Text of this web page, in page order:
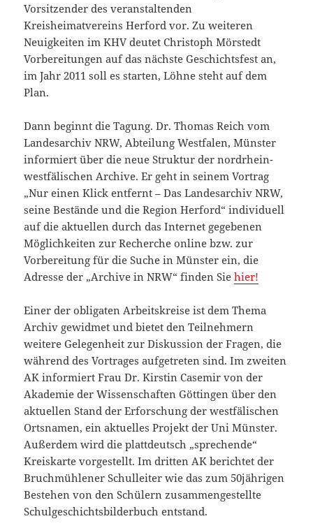
Vorsitzender des veranstaltenden
Kreisheimatvereins Herford vor. Zu weiteren
Neuigkeiten im KHV deutet Christoph Mörstedt
Vorbereitungen auf das nächste Geschichtsfest an,
im Jahr 2011 soll es starten, Löhne steht auf dem
Plan.
Dann beginnt die Tagung. Dr. Thomas Reich vom
Landesarchiv NRW, Abteilung Westfalen, Münster
informiert über die neue Struktur der nordrhein-
westfälischen Archive. Er geht in seinem Vortrag
„Nur einen Klick entfernt – Das Landesarchiv NRW,
seine Bestände und die Region Herford“ individuell
auf die aktuellen durch das Internet gegebenen
Möglichkeiten zur Recherche online bzw. zur
Vorbereitung für die Suche in Münster ein, die
Adresse der „Archive in NRW“ finden Siehier!
Einer der obligaten Arbeitskreise ist dem Thema
Archiv gewidmet und bietet den Teilnehmern
weitere Gelegenheit zur Diskussion der Fragen, die
während des Vortrages aufgetreten sind. Im zweiten
AK informiert Frau Dr. Kirstin Casemir von der
Akademie der Wissenschaften Göttingen über den
aktuellen Stand der Erforschung der westfälischen
Ortsnamen, ein aktuelles Projekt der Uni Münster.
Außerdem wird die plattdeutsch „sprechende“
Kreiskarte vorgestellt. Im dritten AK berichtet der
Bruchmühlener Schulleiter wie das zum 50jährigen
Bestehen von den Schülern zusammengestellte
Schulgeschichtsbilderbuch entstand.